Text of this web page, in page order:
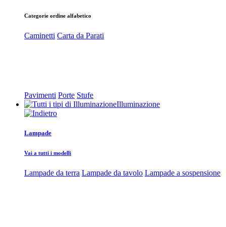
Categorie ordine alfabetico
Caminetti Carta da Parati
Pavimenti Porte Stufe
Illuminazione
Lampade
Vai a tutti i modelli
Lampade da terra Lampade da tavolo Lampade a sospensione